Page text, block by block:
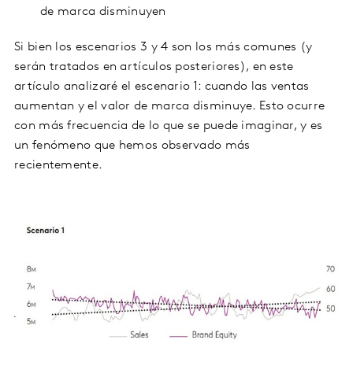
de marca disminuyen
Si bien los escenarios 3 y 4 son los más comunes (y
serán tratados en artículos posteriores), en este
artículo analizaré el escenario 1: cuando las ventas
aumentan y el valor de marca disminuye. Esto ocurre
con más frecuencia de lo que se puede imaginar, y es
un fenómeno que hemos observado más
recientemente.